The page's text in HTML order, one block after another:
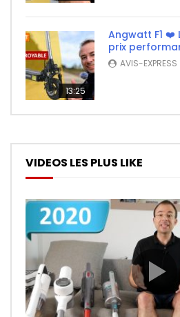
13:25
Angwatt F1 ❤️
prix
AVIS-EXPRESS
VIDEOS LES PLUS LIKE